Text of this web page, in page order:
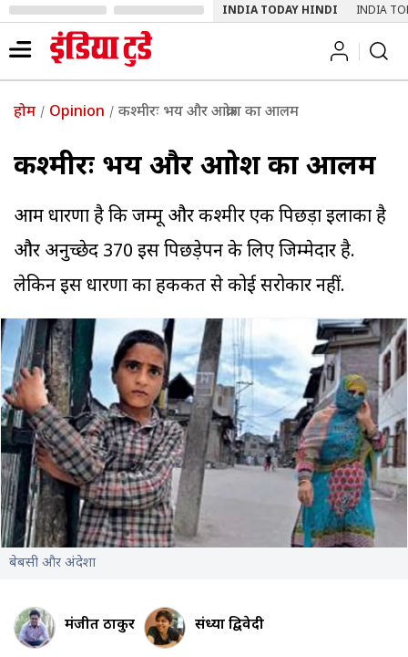
INDIA TODAY HINDI INDIA
होम Opinion कश्मीरः भय और आक्रोश का आलम
कश्मीरः भय और आक्रोश का आलम
आम धारणा है कि जम्मू और कश्मीर एक पिछड़ा इलाका है
और अनुच्छेद 370 इस पिछड़ेपन के लिए जिम्मेदार है.
लेकिन इस धारणा का हकीकत से कोई सरोकार नहीं.
बेबसी और अंदेशा
मंजीत ठाकुर संध्या द्विवेदी